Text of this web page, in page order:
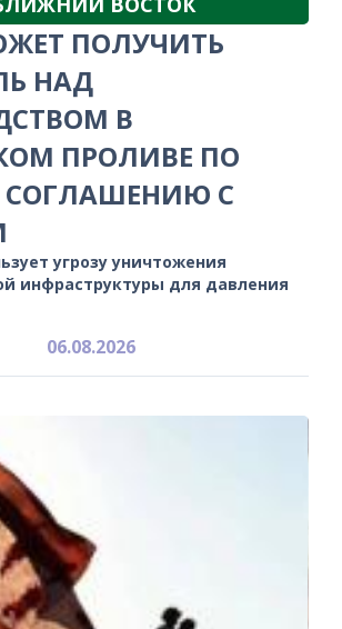
ПОЛУЧИТЬ
НАД
В
ПРОЛИВЕ ПО
С
угрозу уничтожения
инфраструктуры для давления
06.08.2026